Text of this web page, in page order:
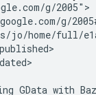
g/2005">
g/
jo/home/full/
GData with